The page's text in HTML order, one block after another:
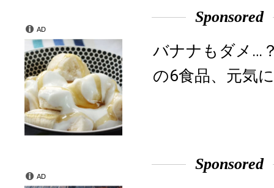
Sponsored
バナナもダメ…
の6食品、元気
AD
Sponsored
AD